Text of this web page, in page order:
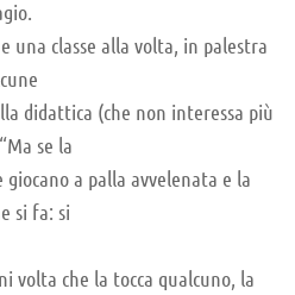
classe alla volta, in palestra
didattica (che non interessa più
se la
a palla avvelenata e la
si fa: si
volta che la tocca qualcuno, la